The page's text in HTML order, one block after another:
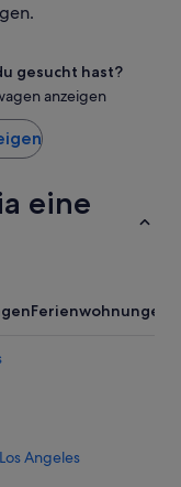
gesucht hast?
anzeigen
eine
Ferienwohnungen
Angeles